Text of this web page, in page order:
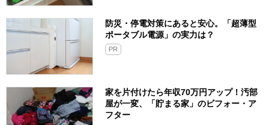
防災・停電対策にあると安心。「超薄型
ポータブル電源」の実力は？​
PR
家を片付けたら年収70万円アップ！汚部
屋が一変、「貯まる家」のビフォー・ア
フター